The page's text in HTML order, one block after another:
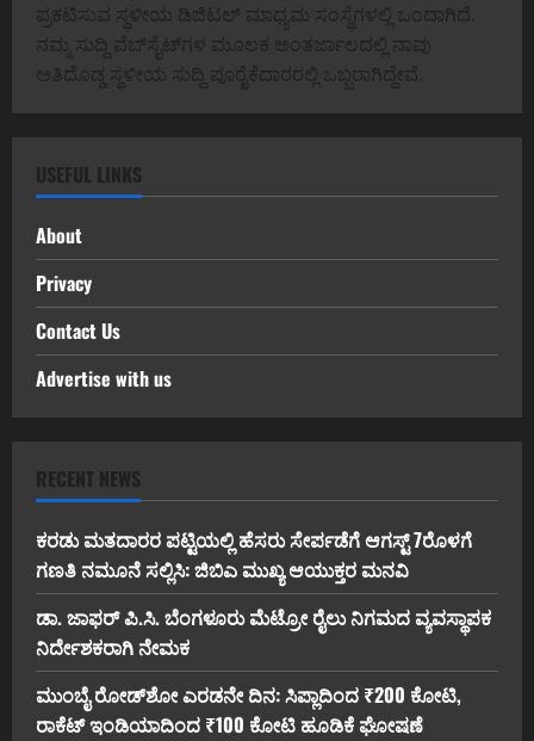
ಪ್ರಕಟಿಸುವ ಸ್ಥಳೀಯ ಡಿಜಿಟಲ್ ಮಾಧ್ಯಮ ಸಂಸ್ಥೆಗಳಲ್ಲಿ ಒಂದಾಗಿದೆ.
ನಮ್ಮ ಸುದ್ದಿ ವೆಬ್‌ಸೈಟ್‌ಗಳ ಮೂಲಕ ಅಂತರ್ಜಾಲದಲ್ಲಿ ನಾವು
ಅತಿದೊಡ್ಡ ಸ್ಥಳೀಯ ಸುದ್ದಿ ಪೂರೈಕೆದಾರರಲ್ಲಿ ಒಬ್ಬರಾಗಿದ್ದೇವೆ.
USEFUL LINKS
About
Privacy
Contact Us
Advertise with us
RECENT NEWS
ಕರಡು ಮತದಾರರ ಪಟ್ಟಿಯಲ್ಲಿ ಹೆಸರು ಸೇರ್ಪಡೆಗೆ ಆಗಸ್ಟ್ 7ರೊಳಗೆ
ಗಣತಿ ನಮೂನೆ ಸಲ್ಲಿಸಿ: ಜಿಬಿಎ ಮುಖ್ಯ ಆಯುಕ್ತರ ಮನವಿ
ಡಾ. ಜಾಫರ್ ಪಿ.ಸಿ. ಬೆಂಗಳೂರು ಮೆಟ್ರೋ ರೈಲು ನಿಗಮದ ವ್ಯವಸ್ಥಾಪಕ
ನಿರ್ದೇಶಕರಾಗಿ ನೇಮಕ
ಮುಂಬೈ ರೋಡ್‌ಶೋ ಎರಡನೇ ದಿನ: ಸಿಪ್ಲಾದಿಂದ ₹200 ಕೋಟಿ,
ರಾಕೆಟ್ ಇಂಡಿಯಾದಿಂದ ₹100 ಕೋಟಿ ಹೂಡಿಕೆ ಘೋಷಣೆ